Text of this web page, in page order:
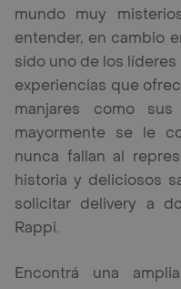
mundo muy
entender, en cambio
sido uno de los
experiencias que
manjares como
mayormente se le
nunca fallan al
historia y deliciosos
solicitar delivery a
Rappi.
Encontrá una